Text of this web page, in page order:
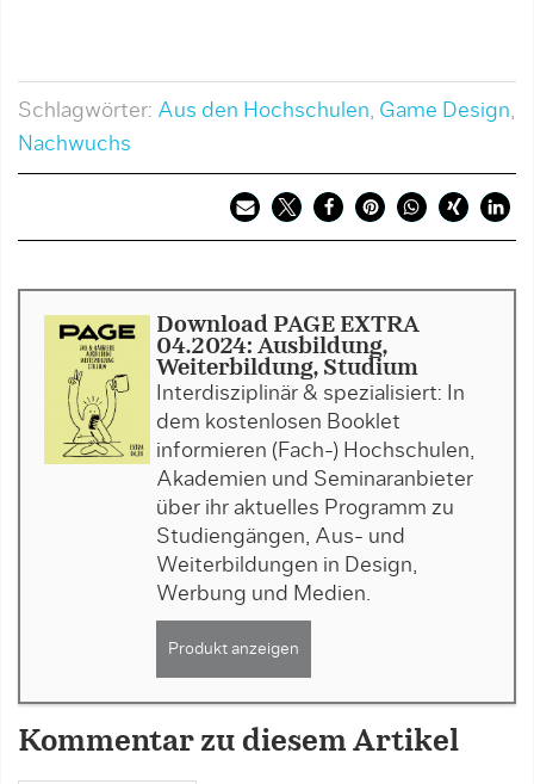
Schlagwörter: Aus den Hochschulen Game Design
Nachwuchs
Download PAGE EXTRA
04.2024: Ausbildung,
Weiterbildung, Studium
Interdisziplinär & spezialisiert: In
dem kostenlosen Booklet
informieren (Fach-) Hochschulen,
Akademien und Seminaranbieter
über ihr aktuelles Programm zu
Studiengängen, Aus- und
Weiterbildungen in Design,
Werbung und Medien.
Produkt anzeigen
Kommentar zu diesem Artikel